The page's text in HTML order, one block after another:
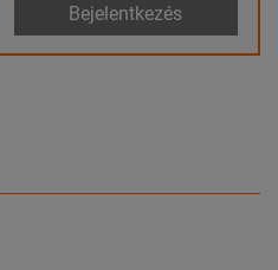
Bejelentkezés